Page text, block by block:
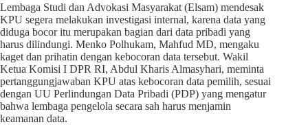
Lembaga Studi dan Advokasi Masyarakat (Elsam) mendesak
KPU segera melakukan investigasi internal, karena data yang
diduga bocor itu merupakan bagian dari data pribadi yang
harus dilindungi. Menko Polhukam, Mahfud MD, mengaku
kaget dan prihatin dengan kebocoran data tersebut. Wakil
Ketua Komisi I DPR RI, Abdul Kharis Almasyhari, meminta
pertanggungjawaban KPU atas kebocoran data pemilih, sesuai
dengan UU Perlindungan Data Pribadi (PDP) yang mengatur
bahwa lembaga pengelola secara sah harus menjamin
keamanan data.